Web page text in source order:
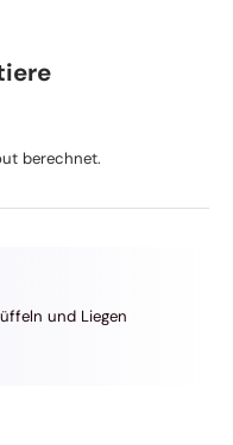
berechnet.
und Liegen